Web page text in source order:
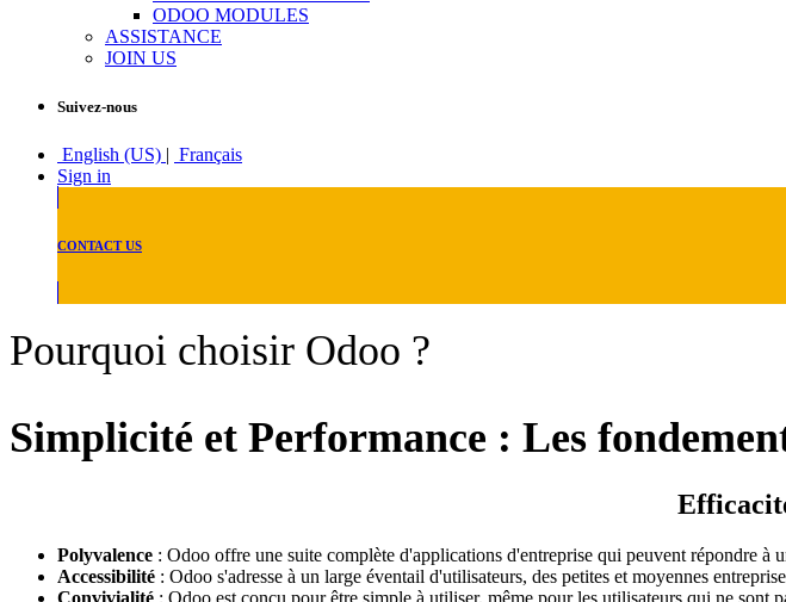
ODOO MODULES
ASSISTANCE
JOIN US
Suivez-nous
English (US) | Français
Sign in
CONTACT US
Pourquoi choisir Odoo ?
Simplicité et Performance : Les
Polyvalence : Odoo offre une suite complète d'applications d'entreprise qui peuvent répondre à
Accessibilité : Odoo s'adresse à un large éventail d'utilisateurs, des petites et moyennes
Convivialité : Odoo est conçu pour être simple à utiliser, même pour les utilisateurs qui ne sont